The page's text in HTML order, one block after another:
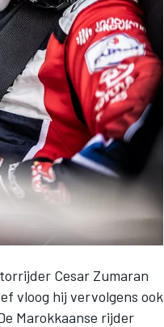
Cesar Zumaran
vloog hij vervolgens ook
Marokkaanse rijder